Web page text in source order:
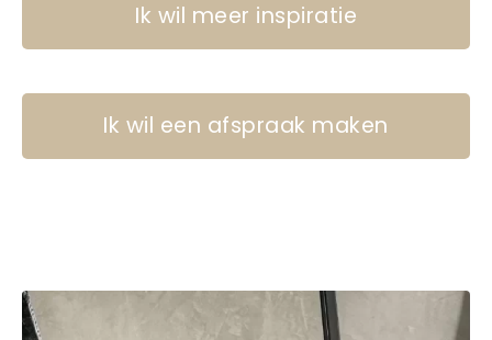
Ik wil meer inspiratie
Ik wil een afspraak maken